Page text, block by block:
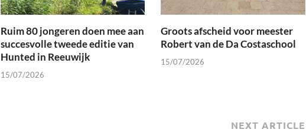
Ruim 80 jongeren doen mee aan
succesvolle tweede editie van
Hunted in Reeuwijk
15/07/2026
Groots afscheid voor meester
Robert van de Da Costaschool
15/07/2026
NEXT ARTICLE